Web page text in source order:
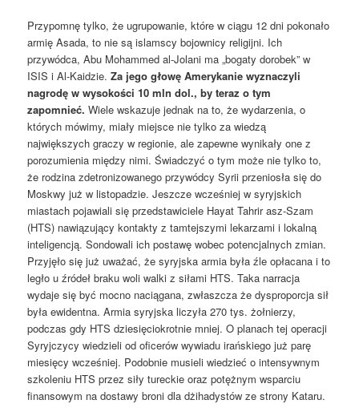
Przypomnę tylko, że ugrupowanie, które w ciągu 12 dni pokonało
armię Asada, to nie są islamscy bojownicy religijni. Ich
przywódca, Abu Mohammed al-Jolani ma „bogaty dorobek” w
ISIS i Al-Kaidzie.Za jego głowę Amerykanie wyznaczyli
nagrodę w wysokości 10 mln dol., by teraz o tym
zapomnieć.Wiele wskazuje jednak na to, że wydarzenia, o
których mówimy, miały miejsce nie tylko za wiedzą
największych graczy w regionie, ale zapewne wynikały one z
porozumienia między nimi. Świadczyć o tym może nie tylko to,
że rodzina zdetronizowanego przywódcy Syrii przeniosła się do
Moskwy już w listopadzie. Jeszcze wcześniej w syryjskich
miastach pojawiali się przedstawiciele Hayat Tahrir asz-Szam
(HTS) nawiązujący kontakty z tamtejszymi lekarzami i lokalną
inteligencją. Sondowali ich postawę wobec potencjalnych zmian.
Przyjęło się już uważać, że syryjska armia była źle opłacana i to
legło u źródeł braku woli walki z siłami HTS. Taka narracja
wydaje się być mocno naciągana, zwłaszcza że dysproporcja sił
była ewidentna. Armia syryjska liczyła 270 tys. żołnierzy,
podczas gdy HTS dziesięciokrotnie mniej. O planach tej operacji
Syryjczycy wiedzieli od oficerów wywiadu irańskiego już parę
miesięcy wcześniej. Podobnie musieli wiedzieć o intensywnym
szkoleniu HTS przez siły tureckie oraz potężnym wsparciu
finansowym na dostawy broni dla dżihadystów ze strony Kataru.